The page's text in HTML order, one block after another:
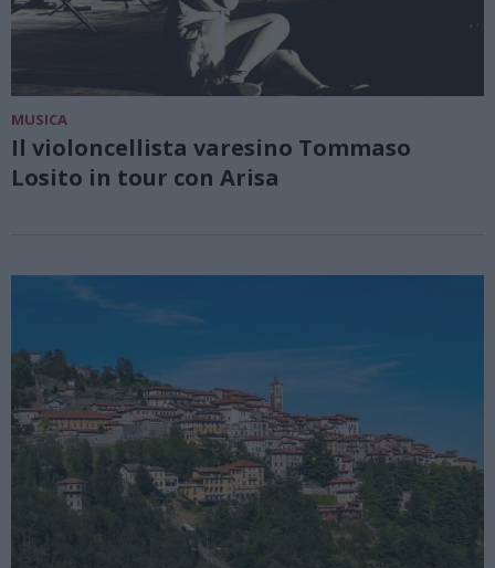
MUSICA
Il violoncellista varesino Tommaso
Losito in tour con Arisa